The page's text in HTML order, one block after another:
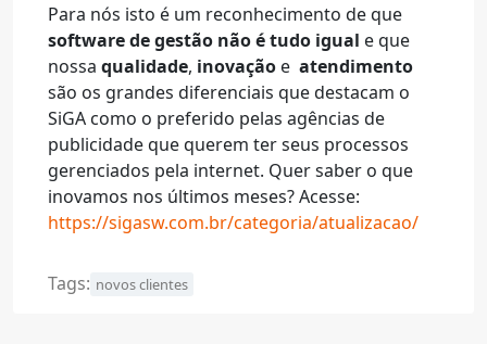
Para nós isto é um reconhecimento de que
software de gestão não é tudo igual e que
nossa qualidade, inovação e atendimento
são os grandes diferenciais que destacam o
SiGA como o preferido pelas agências de
publicidade que querem ter seus processos
gerenciados pela internet. Quer saber o que
inovamos nos últimos meses? Acesse:
https://sigasw.com.br/categoria/atualizacao/
Tags: novos clientes